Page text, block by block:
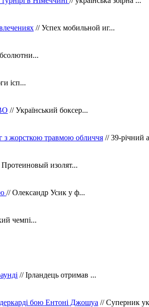
// Успех мобильной иг...
ісп...
// Український боксер...
з жорсткою травмою обличчя // 39-річний
Протеиновый изолят...
// Олександр Усик у ф...
чемпі...
// Ірландець отримав ...
бою Ентоні Джошуа // Суперник